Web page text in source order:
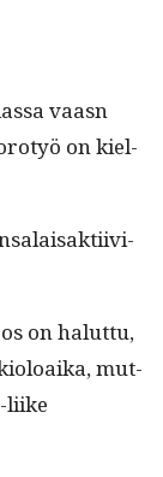
vaasn
on kiel­
on halut­tu,
mut­
liike